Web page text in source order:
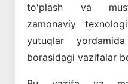
toʻplash va
zamonaviy
yutuqlar
borasidagi vazifalar